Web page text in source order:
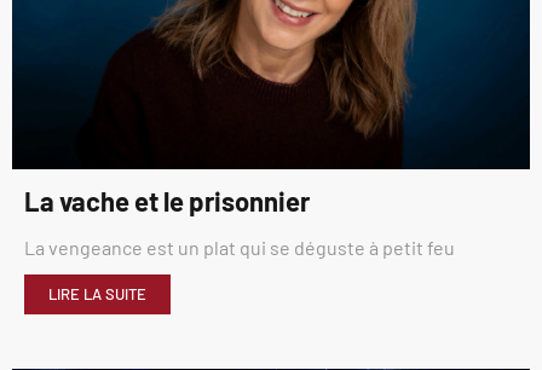
La vache et le prisonnier
La vengeance est un plat qui se déguste à petit feu
LIRE LA SUITE